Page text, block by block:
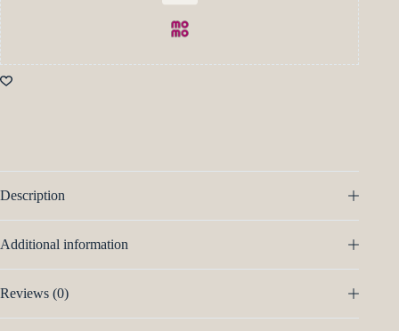
Description
Additional information
Reviews (0)